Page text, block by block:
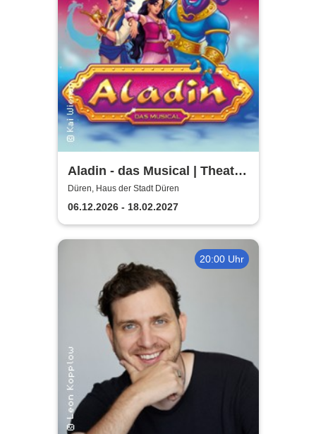
Aladin - das Musical | Theater
Liberi
Düren, Haus der Stadt Düren
06.12.2026 - 18.02.2027
20:00 Uhr